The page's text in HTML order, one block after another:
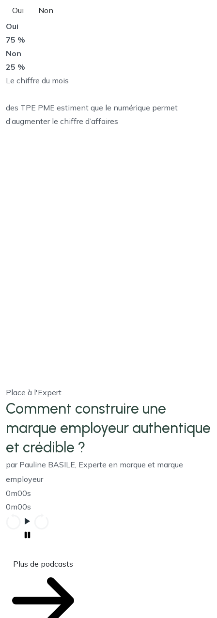
Oui
Non
Oui
75 %
Non
25 %
Le chiffre du mois
des TPE PME estiment que le numérique permet
d’augmenter le chiffre d’affaires
Place à l'Expert
Comment construire une
marque employeur authentique
et crédible ?
par Pauline BASILE, Experte en marque et marque
employeur
0m00s
0m00s
Plus de podcasts